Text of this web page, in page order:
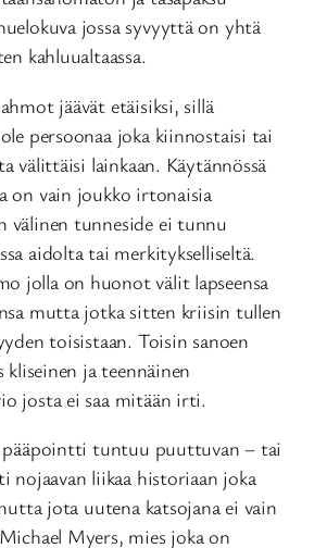
jossa syvyyttä on yhtä
kahluualtaassa.
jäävät etäisiksi, sillä
ole persoonaa joka kiinnostaisi tai
välittäisi lainkaan. Käytännössä
on vain joukko irtonaisia
välinen tunneside ei tunnu
aidolta tai merkitykselliseltä.
jolla on huonot välit lapseensa
mutta jotka sitten kriisin tullen
toisistaan. Toisin sanoen
kliseinen ja teennäinen
josta ei saa mitään irti.
pääpointti tuntuu puuttuvan – tai
nojaavan liikaa historiaan joka
jota uutena katsojana ei vain
Myers, mies joka on